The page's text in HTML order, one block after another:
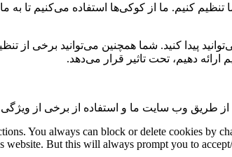
کنیم. ما از کوکی‌ها استفاده می‌کنیم تا به
پیدا کنید. شما همچنین می‌توانید برخی از
دهیم، تحت تاثیر قرار می‌دهد.
از طریق وب سایت ما و استفاده از برخی از
You always can block or delete cookies by
website. But this will always prompt you to